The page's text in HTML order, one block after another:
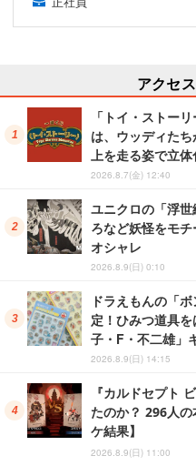
アクセ
「トイ・ストー
は、ウッディた
上を走る姿で立体
2026.8.7(金) 12:40
ユニクロの「浮
ろなど妖怪をモ
オシャレ
2026.8.9(日) 0:10
ドラえもんの「
定！ひみつ道具
子・F・不二雄」
2026.8.9(日) 14:15
『カルドセプト
たのか？ 296人
ケ結果】
2026.8.9(日) 11:00